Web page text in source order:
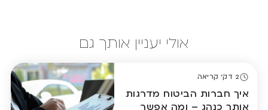
אולי יעניין אותך גם
איך חברות הביטוח מדרגות
אותך כנהג – ומה אפשר